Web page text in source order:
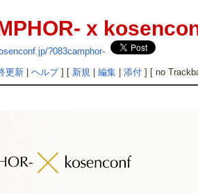
x
?083camphor-
更新 |ヘルプ] [ 新規 |編集 |添付 ] [ no